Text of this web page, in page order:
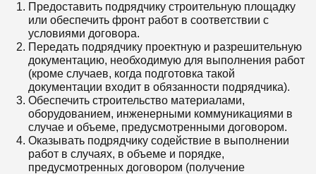
Предоставить подрядчику строительную площадку
или обеспечить фронт работ в соответствии с
условиями договора.
Передать подрядчику проектную и разрешительную
документацию, необходимую для выполнения работ
(кроме случаев, когда подготовка такой
документации входит в обязанности подрядчика).
Обеспечить строительство материалами,
оборудованием, инженерными коммуникациями в
случае и объеме, предусмотренными договором.
Оказывать подрядчику содействие в выполнении
работ в случаях, в объеме и порядке,
предусмотренных договором (получение